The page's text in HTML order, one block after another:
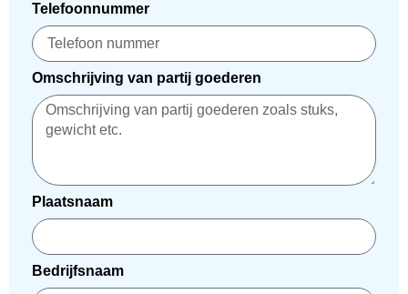
Telefoonnummer
Omschrijving van partij goederen
Plaatsnaam
Bedrijfsnaam